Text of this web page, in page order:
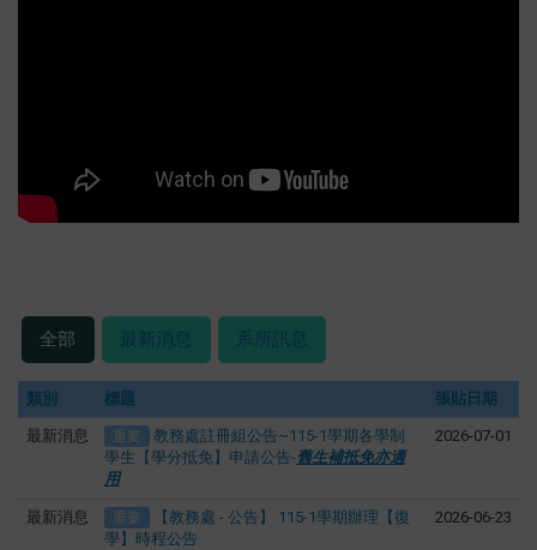
全部 最新消息 系所訊息
類別 標題 張貼日期
最新消息 重要
教務處註冊組公告~115-1學期各學制
學生【學分抵免】申請公告-舊生補抵免亦適
用
2026-07-01
最新消息 重要
【教務處 - 公告】 115-1學期辦理【復
學】時程公告
2026-06-23